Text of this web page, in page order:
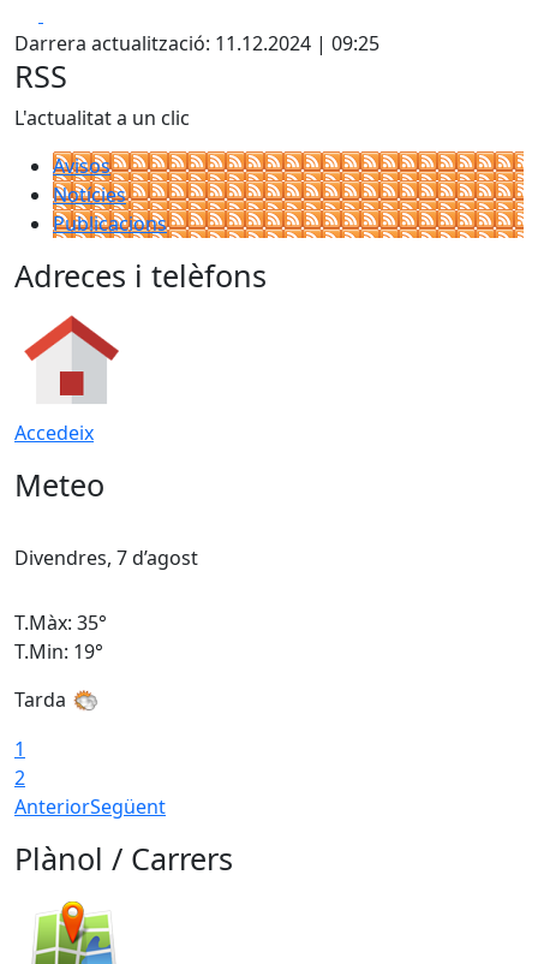
+
−
Darrera actualització: 11.12.2024 | 09:25
RSS
L'actualitat a un clic
Avisos
Notícies
Publicacions
Adreces i telèfons
Accedeix
Meteo
Divendres, 7 d’agost
T.Màx: 35°
T.Min: 19°
Tarda
1
2
AnteriorSegüent
Plànol / Carrers